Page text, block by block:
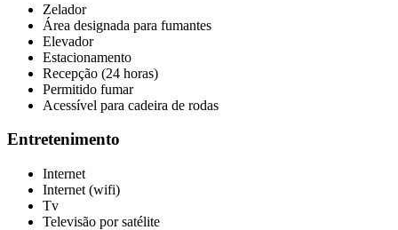
Zelador
Área designada para fumantes
Elevador
Estacionamento
Recepção (24 horas)
Permitido fumar
Acessível para cadeira de rodas
Entretenimento
Internet
Internet (wifi)
Tv
Televisão por satélite